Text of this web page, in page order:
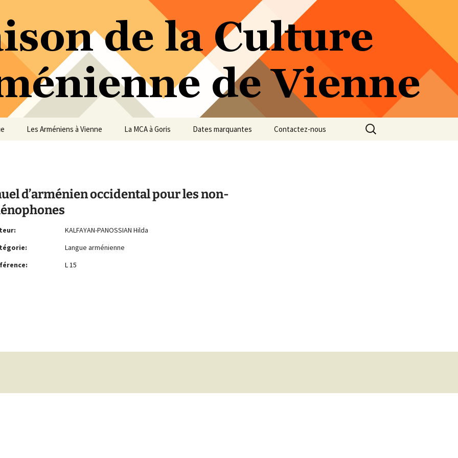
de Vienne
Les Arméniens à Vienne La MCA à Goris Dates marquantes Contactez-nous
Rechercher :
d’arménien occidental pour les non-
KALFAYAN-PANOSSIAN Hilda
Langue arménienne
L 15